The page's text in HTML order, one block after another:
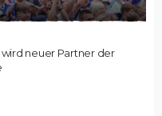
neuer Partner der